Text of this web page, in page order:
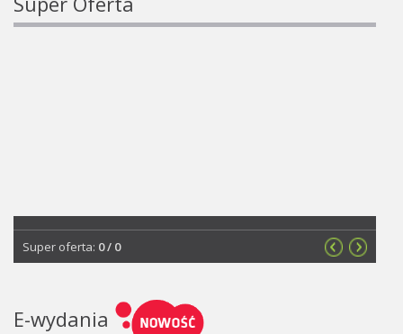
Super oferta: 0/ 0
E-wydania